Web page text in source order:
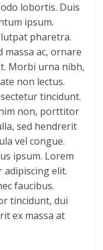
lobortis. Duis
ipsum.
pharetra.
massa ac, ornare
Morbi urna nibh,
non lectus.
tincidunt.
non, porttitor
sed hendrerit
vel congue.
ipsum. Lorem
adipiscing elit.
faucibus.
tincidunt, dui
ex massa at